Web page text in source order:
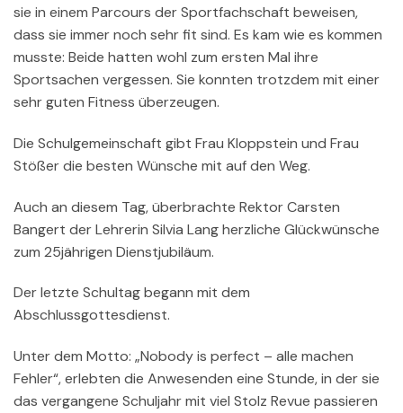
sie in einem Parcours der Sportfachschaft beweisen,
dass sie immer noch sehr fit sind. Es kam wie es kommen
musste: Beide hatten wohl zum ersten Mal ihre
Sportsachen vergessen. Sie konnten trotzdem mit einer
sehr guten Fitness überzeugen.
Die Schulgemeinschaft gibt Frau Kloppstein und Frau
Stößer die besten Wünsche mit auf den Weg.
Auch an diesem Tag, überbrachte Rektor Carsten
Bangert der Lehrerin Silvia Lang herzliche Glückwünsche
zum 25jährigen Dienstjubiläum.
Der letzte Schultag begann mit dem
Abschlussgottesdienst.
Unter dem Motto: „Nobody is perfect – alle machen
Fehler“, erlebten die Anwesenden eine Stunde, in der sie
das vergangene Schuljahr mit viel Stolz Revue passieren